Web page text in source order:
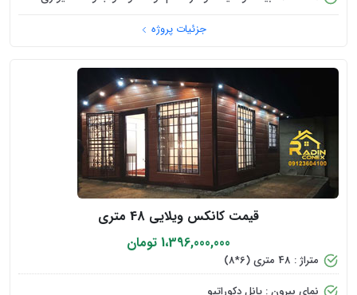
جزئیات پروژه
قیمت کانکس ویلایی 48 متری
1،396,000,000 تومان
متراژ : 48 متری (6*8)
نمای بیرون : پانل دکوراتیو